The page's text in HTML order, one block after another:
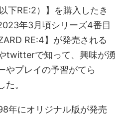
下RE:2）】を購入したき
年3月頃シリーズ4番目
RE:4】が発売される
twitterで知って、興味が湧
やプレイの予習がてら
。
年にオリジナル版が発売